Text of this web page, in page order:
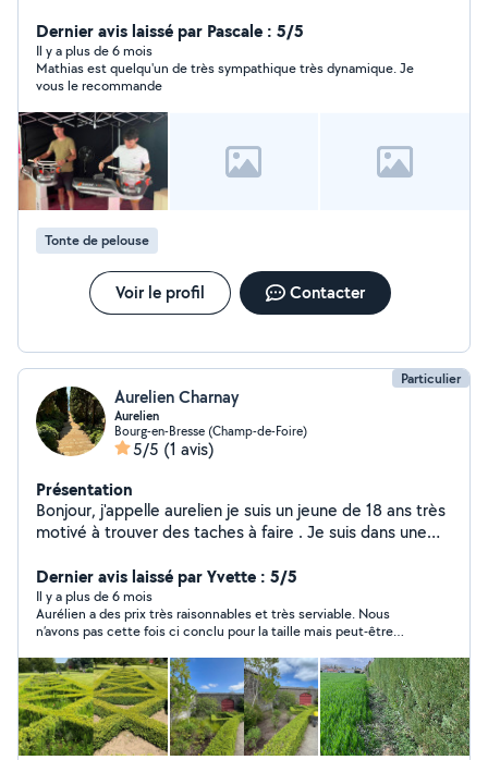
(étagères/tringles), joints, petites réparations. Ménage :
aspirateur, sols, cuisine, sanitaires, dépoussiérage, vitres
et remise en ordre après travaux. Entretien extérieur :
tonte, désherbage, arrosage, nettoyage de
terrasse/allées (balayage ou jet d'eau). Ponctuel,
soigneux et respectueux de votre domicile. Je peux
utiliser votre matériel ou apporter le mien. Disponible en
soirée et le week-end. Réponse rapide contactez-moi !
Dernier avis laissé par Pascale : 5/5
Il y a plus de 6 mois
Mathias est quelqu'un de très sympathique très dynamique. Je
vous le recommande
Tonte de pelouse
Voir le profil Contacter
Particulier
Aurelien Charnay
Aurelien
Bourg-en-Bresse (Champ-de-Foire)
5/5 (1 avis)
Présentation
Bonjour, j'appelle aurelien je suis un jeune de 18 ans très
motivé à trouver des taches à faire . Je suis dans une
Dernier avis laissé par Yvette : 5/5
Il y a plus de 6 mois
Aurélien a des prix très raisonnables et très serviable. Nous
n’avons pas cette fois ci conclu pour la taille mais peut-être